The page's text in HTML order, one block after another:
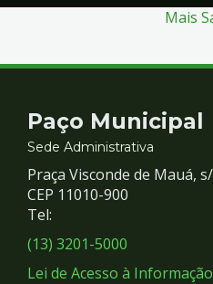
Mais
Contato
e
Redes
Sociais
Paço Municipal
Sede Administrativa
Praça Visconde de Mauá,
CEP 11010-900
Tel:
(13) 3201-5000
Lei de Acesso à Informação